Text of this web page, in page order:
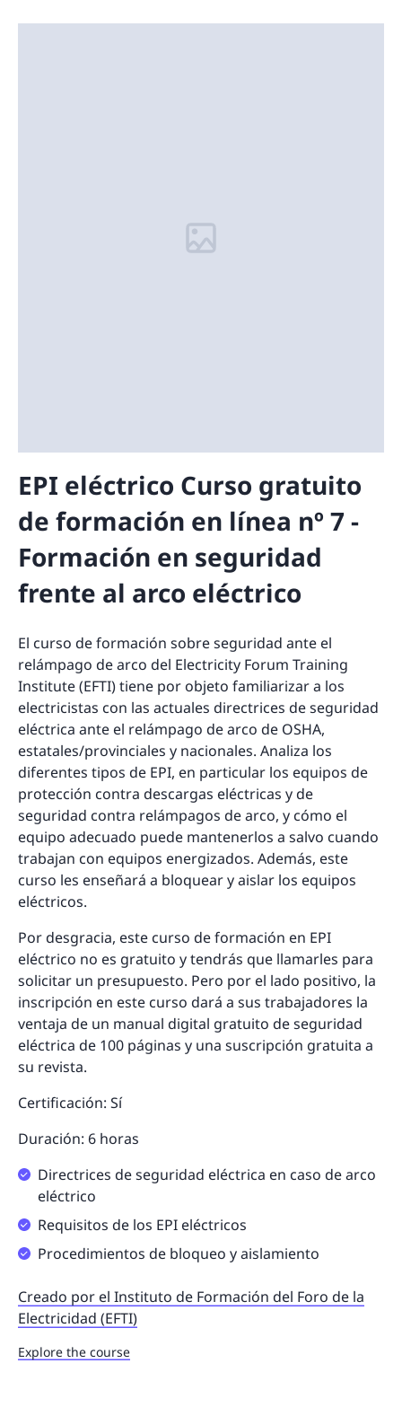
EPI eléctrico Curso gratuito
de formación en línea nº 7 -
Formación en seguridad
frente al arco eléctrico
El curso de formación sobre seguridad ante el
relámpago de arco del Electricity Forum Training
Institute (EFTI) tiene por objeto familiarizar a los
electricistas con las actuales directrices de seguridad
eléctrica ante el relámpago de arco de OSHA,
estatales/provinciales y nacionales. Analiza los
diferentes tipos de EPI, en particular los equipos de
protección contra descargas eléctricas y de
seguridad contra relámpagos de arco, y cómo el
equipo adecuado puede mantenerlos a salvo cuando
trabajan con equipos energizados. Además, este
curso les enseñará a bloquear y aislar los equipos
eléctricos.
Por desgracia, este curso de formación en EPI
eléctrico no es gratuito y tendrás que llamarles para
solicitar un presupuesto. Pero por el lado positivo, la
inscripción en este curso dará a sus trabajadores la
ventaja de un manual digital gratuito de seguridad
eléctrica de 100 páginas y una suscripción gratuita a
su revista.
Certificación: Sí
Duración: 6 horas
Directrices de seguridad eléctrica en caso de arco
eléctrico
Requisitos de los EPI eléctricos
Procedimientos de bloqueo y aislamiento
Creado por el Instituto de Formación del Foro de la
Electricidad (EFTI)
Explore the course